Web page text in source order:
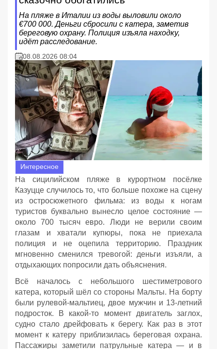
На пляже в Италии из воды выловили около
€700 000. Деньги сбросили с катера, заметив
береговую охрану. Полиция изъяла находку,
идёт расследование.
08.08.2026 08:04
Интересное
На сицилийском пляже в курортном посёлке
Казуцце случилось то, что больше похоже на сцену
из остросюжетного фильма: из воды к ногам
туристов буквально вынесло целое состояние —
около 700 тысяч евро. Люди не верили своим
глазам и хватали купюры, пока не приехала
полиция и не оцепила территорию. Праздник
мгновенно сменился тревогой: деньги изъяли, а
отдыхающих попросили дать объяснения.
Всё началось с небольшого шестиметрового
катера, который шёл со стороны Мальты. На борту
были рулевой‑мальтиец, двое мужчин и 13‑летний
подросток. В какой‑то момент двигатель заглох,
судно стало дрейфовать к берегу. Как раз в этот
момент к катеру приблизилась береговая охрана.
Пассажиры заметили патрульные катера — и в